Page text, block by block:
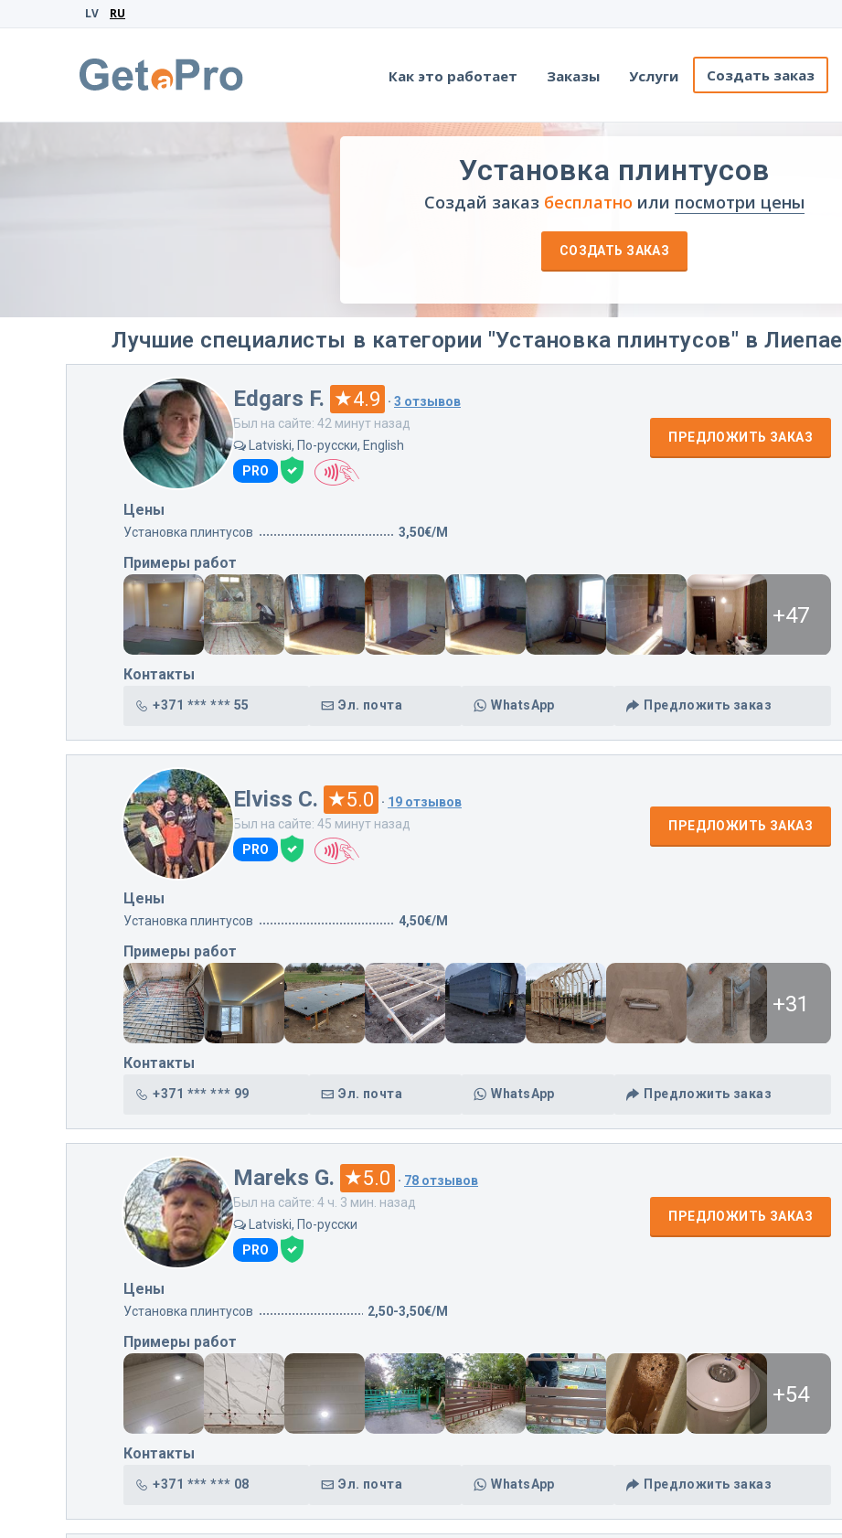
LV RU
Как это работает Заказы Услуги Создать заказ
Установка плинтусов
Создай заказ бесплатно или посмотри цены
СОЗДАТЬ ЗАКАЗ
Лучшие специалисты в категории "Установка плинтусов" в Лиепае
Edgars F. 4.9 · 3 отзывов
Был на сайте: 42 минут назад
Latviski, По-русски, English
PRO
ПРЕДЛОЖИТЬ ЗАКАЗ
Цены
Установка плинтусов 3,50€/M
Примеры работ
+47
Контакты
+371 *** *** 55 Эл. почта WhatsApp Предложить заказ
Elviss C. 5.0 · 19 отзывов
Был на сайте: 45 минут назад
PRO
ПРЕДЛОЖИТЬ ЗАКАЗ
Цены
Установка плинтусов 4,50€/M
Примеры работ
+31
Контакты
+371 *** *** 99 Эл. почта WhatsApp Предложить заказ
Mareks G. 5.0 · 78 отзывов
Был на сайте: 4 ч. 3 мин. назад
Latviski, По-русски
PRO
ПРЕДЛОЖИТЬ ЗАКАЗ
Цены
Установка плинтусов 2,50-3,50€/M
Примеры работ
+54
Контакты
+371 *** *** 08 Эл. почта WhatsApp Предложить заказ